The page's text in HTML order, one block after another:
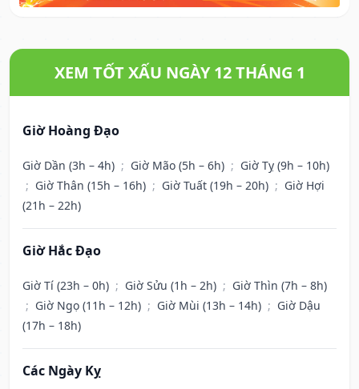
XEM TỐT XẤU NGÀY 12 THÁNG 1
Giờ Hoàng Đạo
Giờ Dần (3h – 4h) ; Giờ Mão (5h – 6h) ; Giờ Tỵ (9h – 10h)
; Giờ Thân (15h – 16h) ; Giờ Tuất (19h – 20h) ; Giờ Hợi
(21h – 22h)
Giờ Hắc Đạo
Giờ Tí (23h – 0h) ; Giờ Sửu (1h – 2h) ; Giờ Thìn (7h – 8h)
; Giờ Ngọ (11h – 12h) ; Giờ Mùi (13h – 14h) ; Giờ Dậu
(17h – 18h)
Các Ngày Kỵ